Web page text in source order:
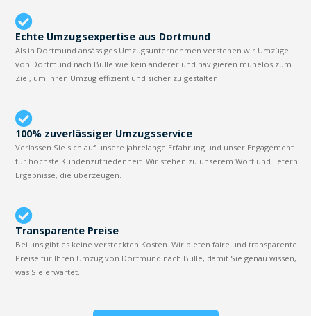
Echte Umzugsexpertise aus Dortmund
Als in Dortmund ansässiges Umzugsunternehmen verstehen wir Umzüge
von Dortmund nach Bulle wie kein anderer und navigieren mühelos zum
Ziel, um Ihren Umzug effizient und sicher zu gestalten.
100% zuverlässiger Umzugsservice
Verlassen Sie sich auf unsere jahrelange Erfahrung und unser Engagement
für höchste Kundenzufriedenheit. Wir stehen zu unserem Wort und liefern
Ergebnisse, die überzeugen.
Transparente Preise
Bei uns gibt es keine versteckten Kosten. Wir bieten faire und transparente
Preise für Ihren Umzug von Dortmund nach Bulle, damit Sie genau wissen,
was Sie erwartet.